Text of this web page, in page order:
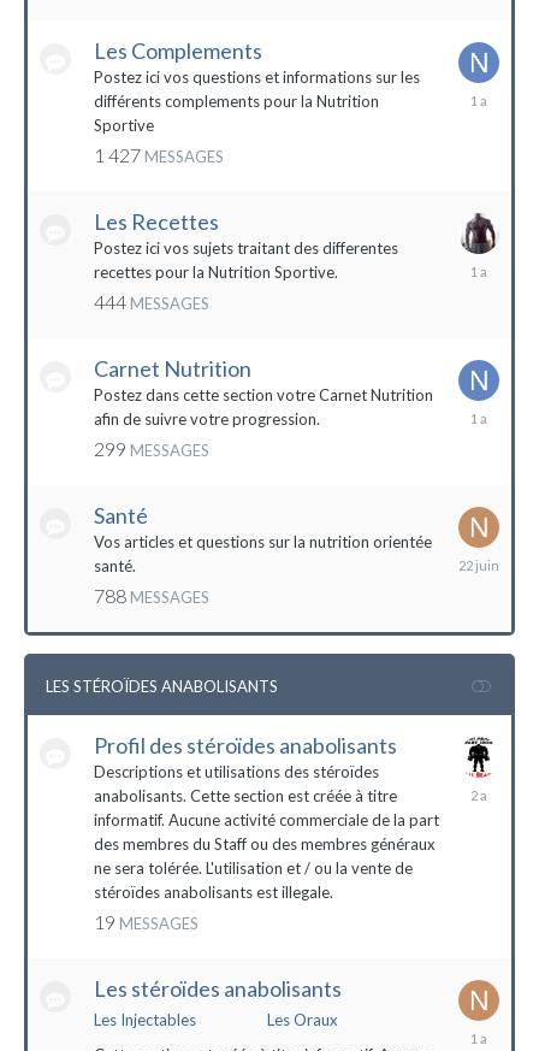
Les Complements
Postez ici vos questions et informations sur les
différents complements pour la Nutrition
Sportive
1 427 MESSAGES
Les Recettes
Postez ici vos sujets traitant des differentes
recettes pour la Nutrition Sportive.
444 MESSAGES
Carnet Nutrition
Postez dans cette section votre Carnet Nutrition
afin de suivre votre progression.
299 MESSAGES
13
Santé
Vos articles et questions sur la nutrition orientée
santé.
788 MESSAGES
22
LES STÉROÏDES ANABOLISANTS
Profil des stéroïdes anabolisants
Descriptions et utilisations des stéroïdes
anabolisants. Cette section est créée à titre
informatif. Aucune activité commerciale de la part
des membres du Staff ou des membres généraux
ne sera tolérée. L'utilisation et / ou la vente de
stéroïdes anabolisants est illegale.
19 MESSAGES
26
Les stéroïdes anabolisants
Les Injectables
Les Oraux